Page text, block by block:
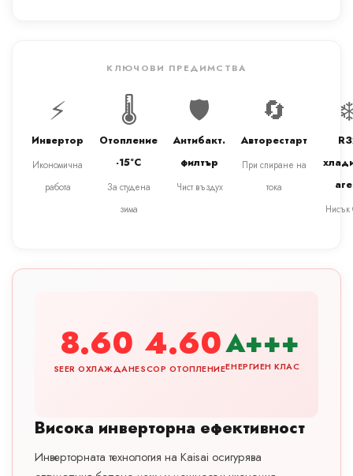
КЛЮЧОВИ ПРЕДИМСТВА
⚡
Инвертор
Икономична
работа
🌡️
Отопление
-15°C
За студена
зима
🛡️
Антибакт.
филтър
Чист въздух
🔄
Авторестарт
При спиране на
тока
Нисък
8.60
SEER ОХЛАЖДАНЕ
4.60
SCOP ОТОПЛЕНИЕ
A+++
ЕНЕРГИЕН КЛАС
Висока инверторна ефективност
Инверторната технология на Kaisai осигурява